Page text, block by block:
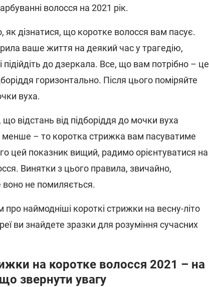
волосся на 2021 рік.
як дізнатися, що коротке волосся вам пасує.
ваше життя на деякий час у трагедію,
і підійдіть до дзеркала. Все, що вам потрібно – це
горизонтально. Після цього поміряйте
вуха.
відстань від підборіддя до мочки вуха
менше – то коротка стрижка вам пасуватиме
цей показник вищий, радимо орієнтуватися на
Винятки з цього правила, звичайно,
не помиляється.
наймодніші короткі стрижки на весну-літо
ви знайдете зразки для розуміння сучасних
на коротке волосся 2021 – на
що звернути увагу